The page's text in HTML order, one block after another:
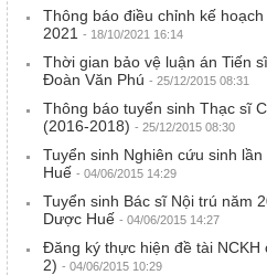
Thông báo điều chỉnh kế
2021 - 18/10/2021 16:14
Thời gian bảo vệ luận án Tiến
Đoàn Văn Phú - 25/12/2015 08:31
Thông báo tuyển sinh Thạc sĩ
(2016-2018) - 25/12/2015 08:30
Tuyển sinh Nghiên cứu sinh
Huế - 04/06/2015 14:29
Tuyển sinh Bác sĩ Nội trú năm
Dược Huế - 04/06/2015 14:27
Đăng ký thực hiện đề tài
2) - 04/06/2015 10:29